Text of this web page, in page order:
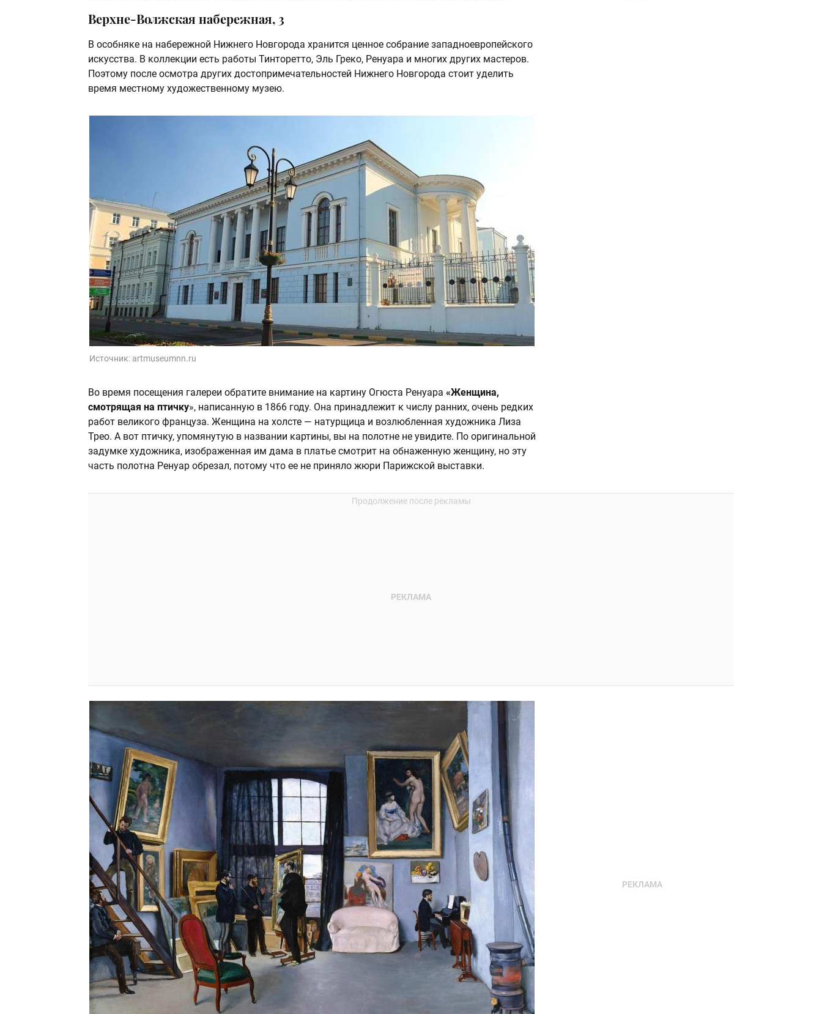
Верхне-Волжская набережная, 3
В особняке на набережной Нижнего Новгорода хранится ценное собрание западноевропейского
искусства. В коллекции есть работы Тинторетто, Эль Греко, Ренуара и многих других мастеров.
Поэтому после осмотра других достопримечательностей Нижнего Новгорода стоит уделить
время местному художественному музею.
Источник: artmuseumnn.ru
Во время посещения галереи обратите внимание на картину Огюста Ренуара «Женщина,
смотрящая на птичку», написанную в 1866 году. Она принадлежит к числу ранних, очень редких
работ великого француза. Женщина на холсте — натурщица и возлюбленная художника Лиза
Трео. А вот птичку, упомянутую в названии картины, вы на полотне не увидите. По оригинальной
задумке художника, изображенная им дама в платье смотрит на обнаженную женщину, но эту
часть полотна Ренуар обрезал, потому что ее не приняло жюри Парижской выставки.